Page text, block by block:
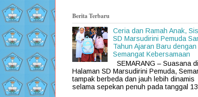
Berita Terbaru
Ceria dan Ramah Anak,
SD Marsudirini Pemuda
Tahun Ajaran Baru dengan
Semangat Kebersamaan
SEMARANG – Suasana di
Halaman SD Marsudirini Pemuda,
tampak berbeda dan jauh lebih dinamis
selama sepekan penuh pada tanggal